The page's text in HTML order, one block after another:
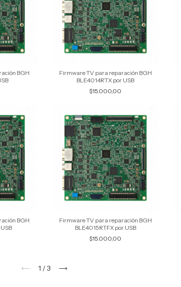
BGH
Firmware TV para reparación BGH
BLE4014RTX por USB
$15.000,00
BGH
Firmware TV para reparación BGH
BLE4015RTFX por USB
$15.000,00
1 /3